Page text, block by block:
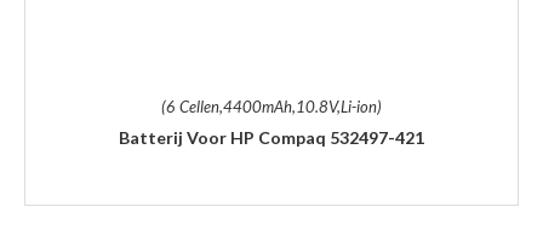
(6 Cellen,4400mAh,10.8V,Li-ion)
Batterij Voor HP Compaq 532497-421